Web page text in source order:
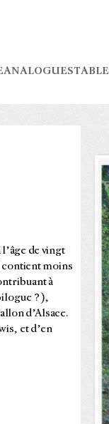
ANALOGUESTABLE
l’âge de vingt
contient moins
à
? ),
d’Alsace.
et d’en